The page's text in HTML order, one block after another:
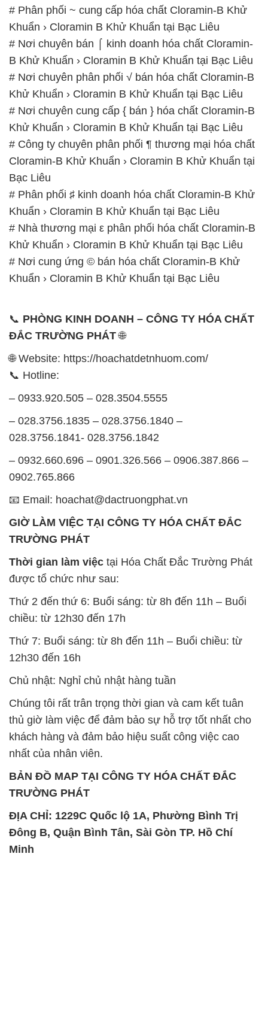
# Phân phối ~ cung cấp hóa chất Cloramin-B Khử
Khuẩn › Cloramin B Khử Khuẩn tại Bạc Liêu
# Nơi chuyên bán ⌠ kinh doanh hóa chất Cloramin-
B Khử Khuẩn › Cloramin B Khử Khuẩn tại Bạc Liêu
# Nơi chuyên phân phối √ bán hóa chất Cloramin-B
Khử Khuẩn › Cloramin B Khử Khuẩn tại Bạc Liêu
# Nơi chuyên cung cấp { bán } hóa chất Cloramin-B
Khử Khuẩn › Cloramin B Khử Khuẩn tại Bạc Liêu
# Công ty chuyên phân phối ¶ thương mại hóa chất
Cloramin-B Khử Khuẩn › Cloramin B Khử Khuẩn tại
Bạc Liêu
# Phân phối ♯ kinh doanh hóa chất Cloramin-B Khử
Khuẩn › Cloramin B Khử Khuẩn tại Bạc Liêu
# Nhà thương mại ε phân phối hóa chất Cloramin-B
Khử Khuẩn › Cloramin B Khử Khuẩn tại Bạc Liêu
# Nơi cung ứng © bán hóa chất Cloramin-B Khử
Khuẩn › Cloramin B Khử Khuẩn tại Bạc Liêu
📞 PHÒNG KINH DOANH – CÔNG TY HÓA CHẤT
ĐẮC TRƯỜNG PHÁT🌐
🌐 Website: https://hoachatdetnhuom.com/
📞 Hotline:
– 0933.920.505 – 028.3504.5555
– 028.3756.1835 – 028.3756.1840 –
028.3756.1841- 028.3756.1842
– 0932.660.696 – 0901.326.566 – 0906.387.866 –
0902.765.866
📧 Email: hoachat@dactruongphat.vn
GIỜ LÀM VIỆC TẠI CÔNG TY HÓA CHẤT ĐẮC
TRƯỜNG PHÁT
Thời gian làm việc tại Hóa Chất Đắc Trường Phát
được tổ chức như sau:
Thứ 2 đến thứ 6: Buổi sáng: từ 8h đến 11h – Buổi
chiều: từ 12h30 đến 17h
Thứ 7: Buổi sáng: từ 8h đến 11h – Buổi chiều: từ
12h30 đến 16h
Chủ nhật: Nghỉ chủ nhật hàng tuần
Chúng tôi rất trân trọng thời gian và cam kết tuân
thủ giờ làm việc để đảm bảo sự hỗ trợ tốt nhất cho
khách hàng và đảm bảo hiệu suất công việc cao
nhất của nhân viên.
BẢN ĐỒ MAP TẠI CÔNG TY HÓA CHẤT ĐẮC
TRƯỜNG PHÁT
ĐỊA CHỈ: 1229C Quốc lộ 1A, Phường Bình Trị
Đông B, Quận Bình Tân, Sài Gòn TP. Hồ Chí
Minh